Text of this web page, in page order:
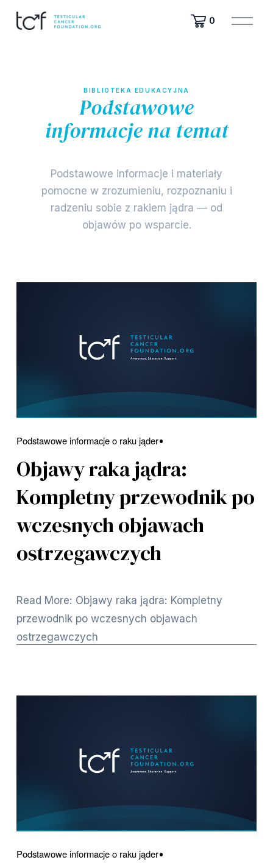
0
O
t
BIBLIOTEKA EDUKACYJNA
Podstawowe
informacje na temat
Podstawowe informacje i materiały
pomocne w zrozumieniu, rozpoznaniu i
radzeniu sobie z rakiem jądra — od
objawów po wsparcie.
Podstawowe informacje o raku jąder
Objawy raka jądra:
Kompletny przewodnik po
wczesnych objawach
ostrzegawczych
Read More: Objawy raka jądra: Kompletny
przewodnik po wczesnych objawach
ostrzegawczych
Podstawowe informacje o raku jąder